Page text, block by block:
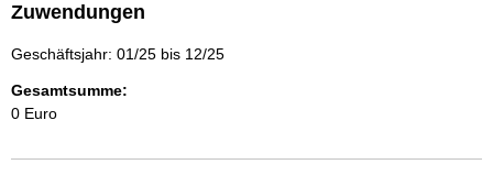
Zuwendungen
Geschäftsjahr: 01/25 bis 12/25
Gesamtsumme:
0 Euro